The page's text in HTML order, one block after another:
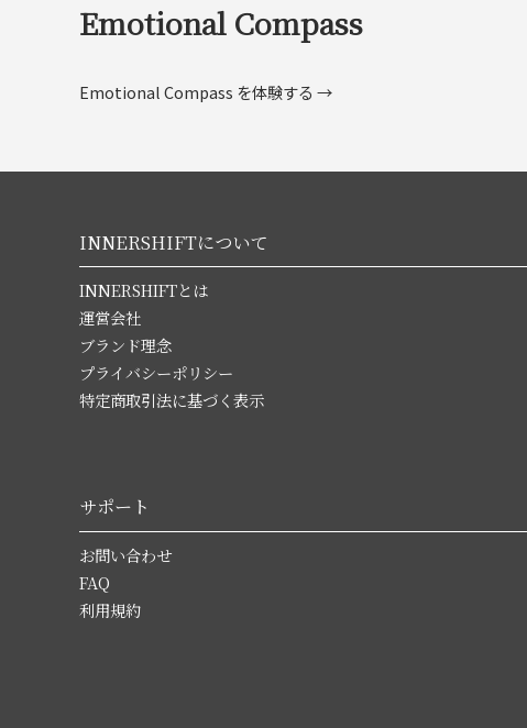
Emotional Compass
Emotional Compass を体験する →
INNERSHIFTについて
INNERSHIFTとは
運営会社
ブランド理念
プライバシーポリシー
特定商取引法に基づく表示
サポート
お問い合わせ
FAQ
利用規約